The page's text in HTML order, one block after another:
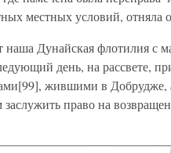
местных условий, отняла
Дунайская флотилия с
день, на рассвете,
жившими в
право на